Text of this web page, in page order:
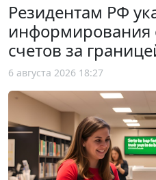
Резидентам РФ
информирования
счетов за
6 августа 2026 18:27